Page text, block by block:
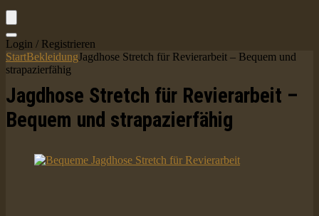
Login / Registrieren
StartBekleidungJagdhose Stretch für Revierarbeit – Bequem und
strapazierfähig
Jagdhose Stretch für Revierarbeit –
Bequem und strapazierfähig